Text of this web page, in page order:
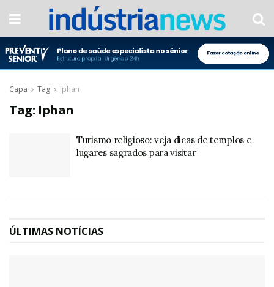
Capa Tag Iphan
Tag: Iphan
Turismo religioso: veja dicas de templos e
lugares sagrados para visitar
ÚLTIMAS NOTÍCIAS